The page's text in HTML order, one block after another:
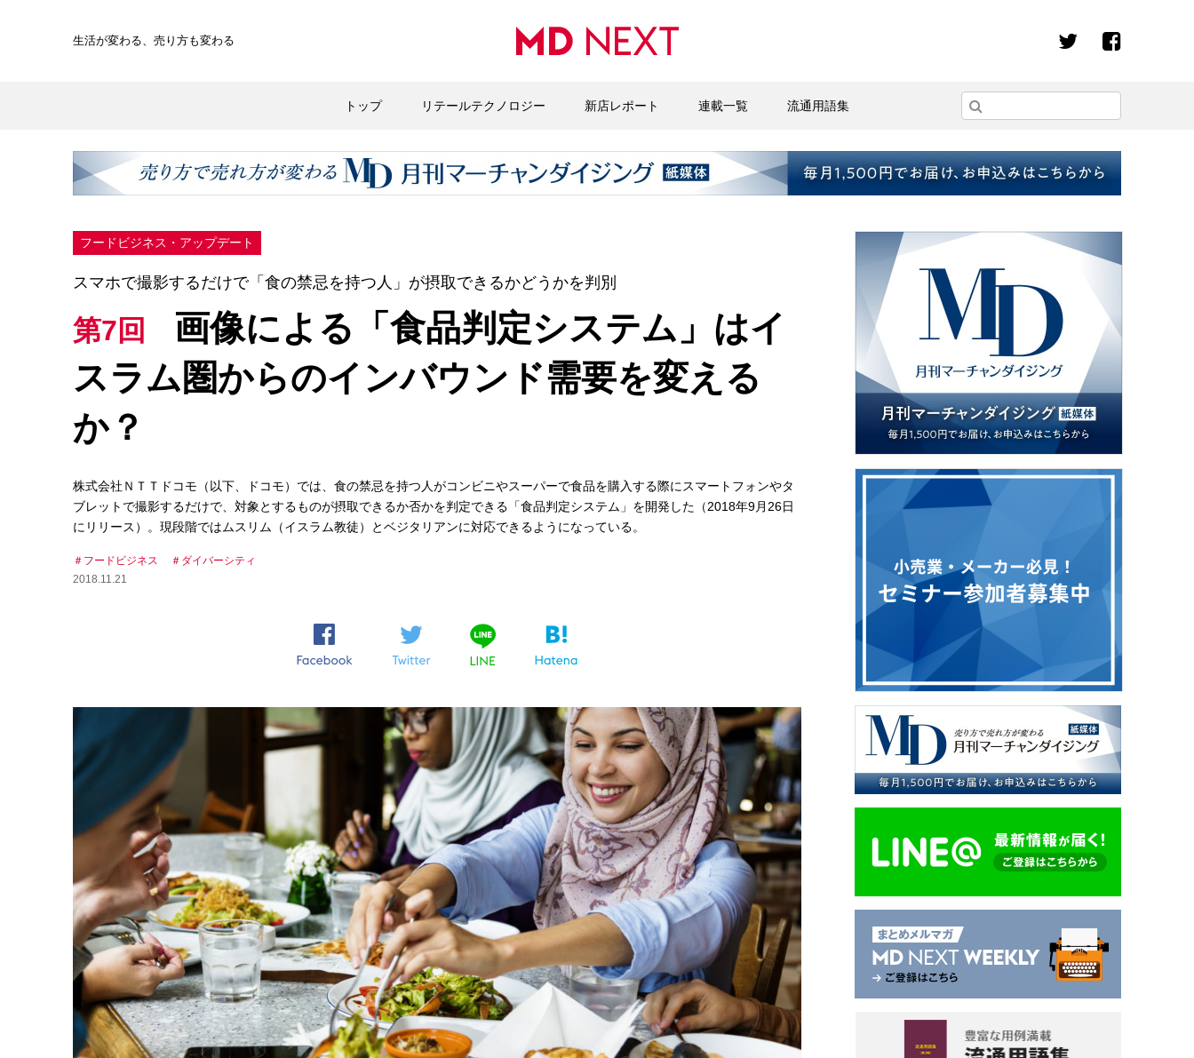
生活が変わる、 売り方も変わる
トップ リテールテクノロジー 新店レポート 連載一覧 流通用語集
フードビジネス・アップデート
スマホで撮影するだけで「食の禁忌を持つ人」が摂取できるかどうかを判別
第7回
画像による「食品判定システム」はイ
スラム圏からのインバウンド需要を変える
か？
株式会社ＮＴＴドコモ（以下、ドコモ）では、食の禁忌を持つ人がコンビニやスーパーで食品を購入する際にスマートフォンやタ
ブレットで撮影するだけで、対象とするものが摂取できるか否かを判定できる「食品判定システム」を開発した（2018年9月26日
にリリース）。現段階ではムスリム（イスラム教徒）とベジタリアンに対応できるようになっている。
フードビジネス
ダイバーシティ
2018.11.21